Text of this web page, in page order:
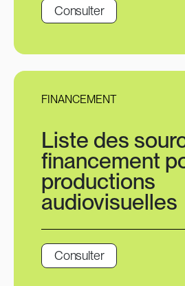
Consulter
FINANCEMENT
Liste des
financement
productions
audiovisuelles
Consulter